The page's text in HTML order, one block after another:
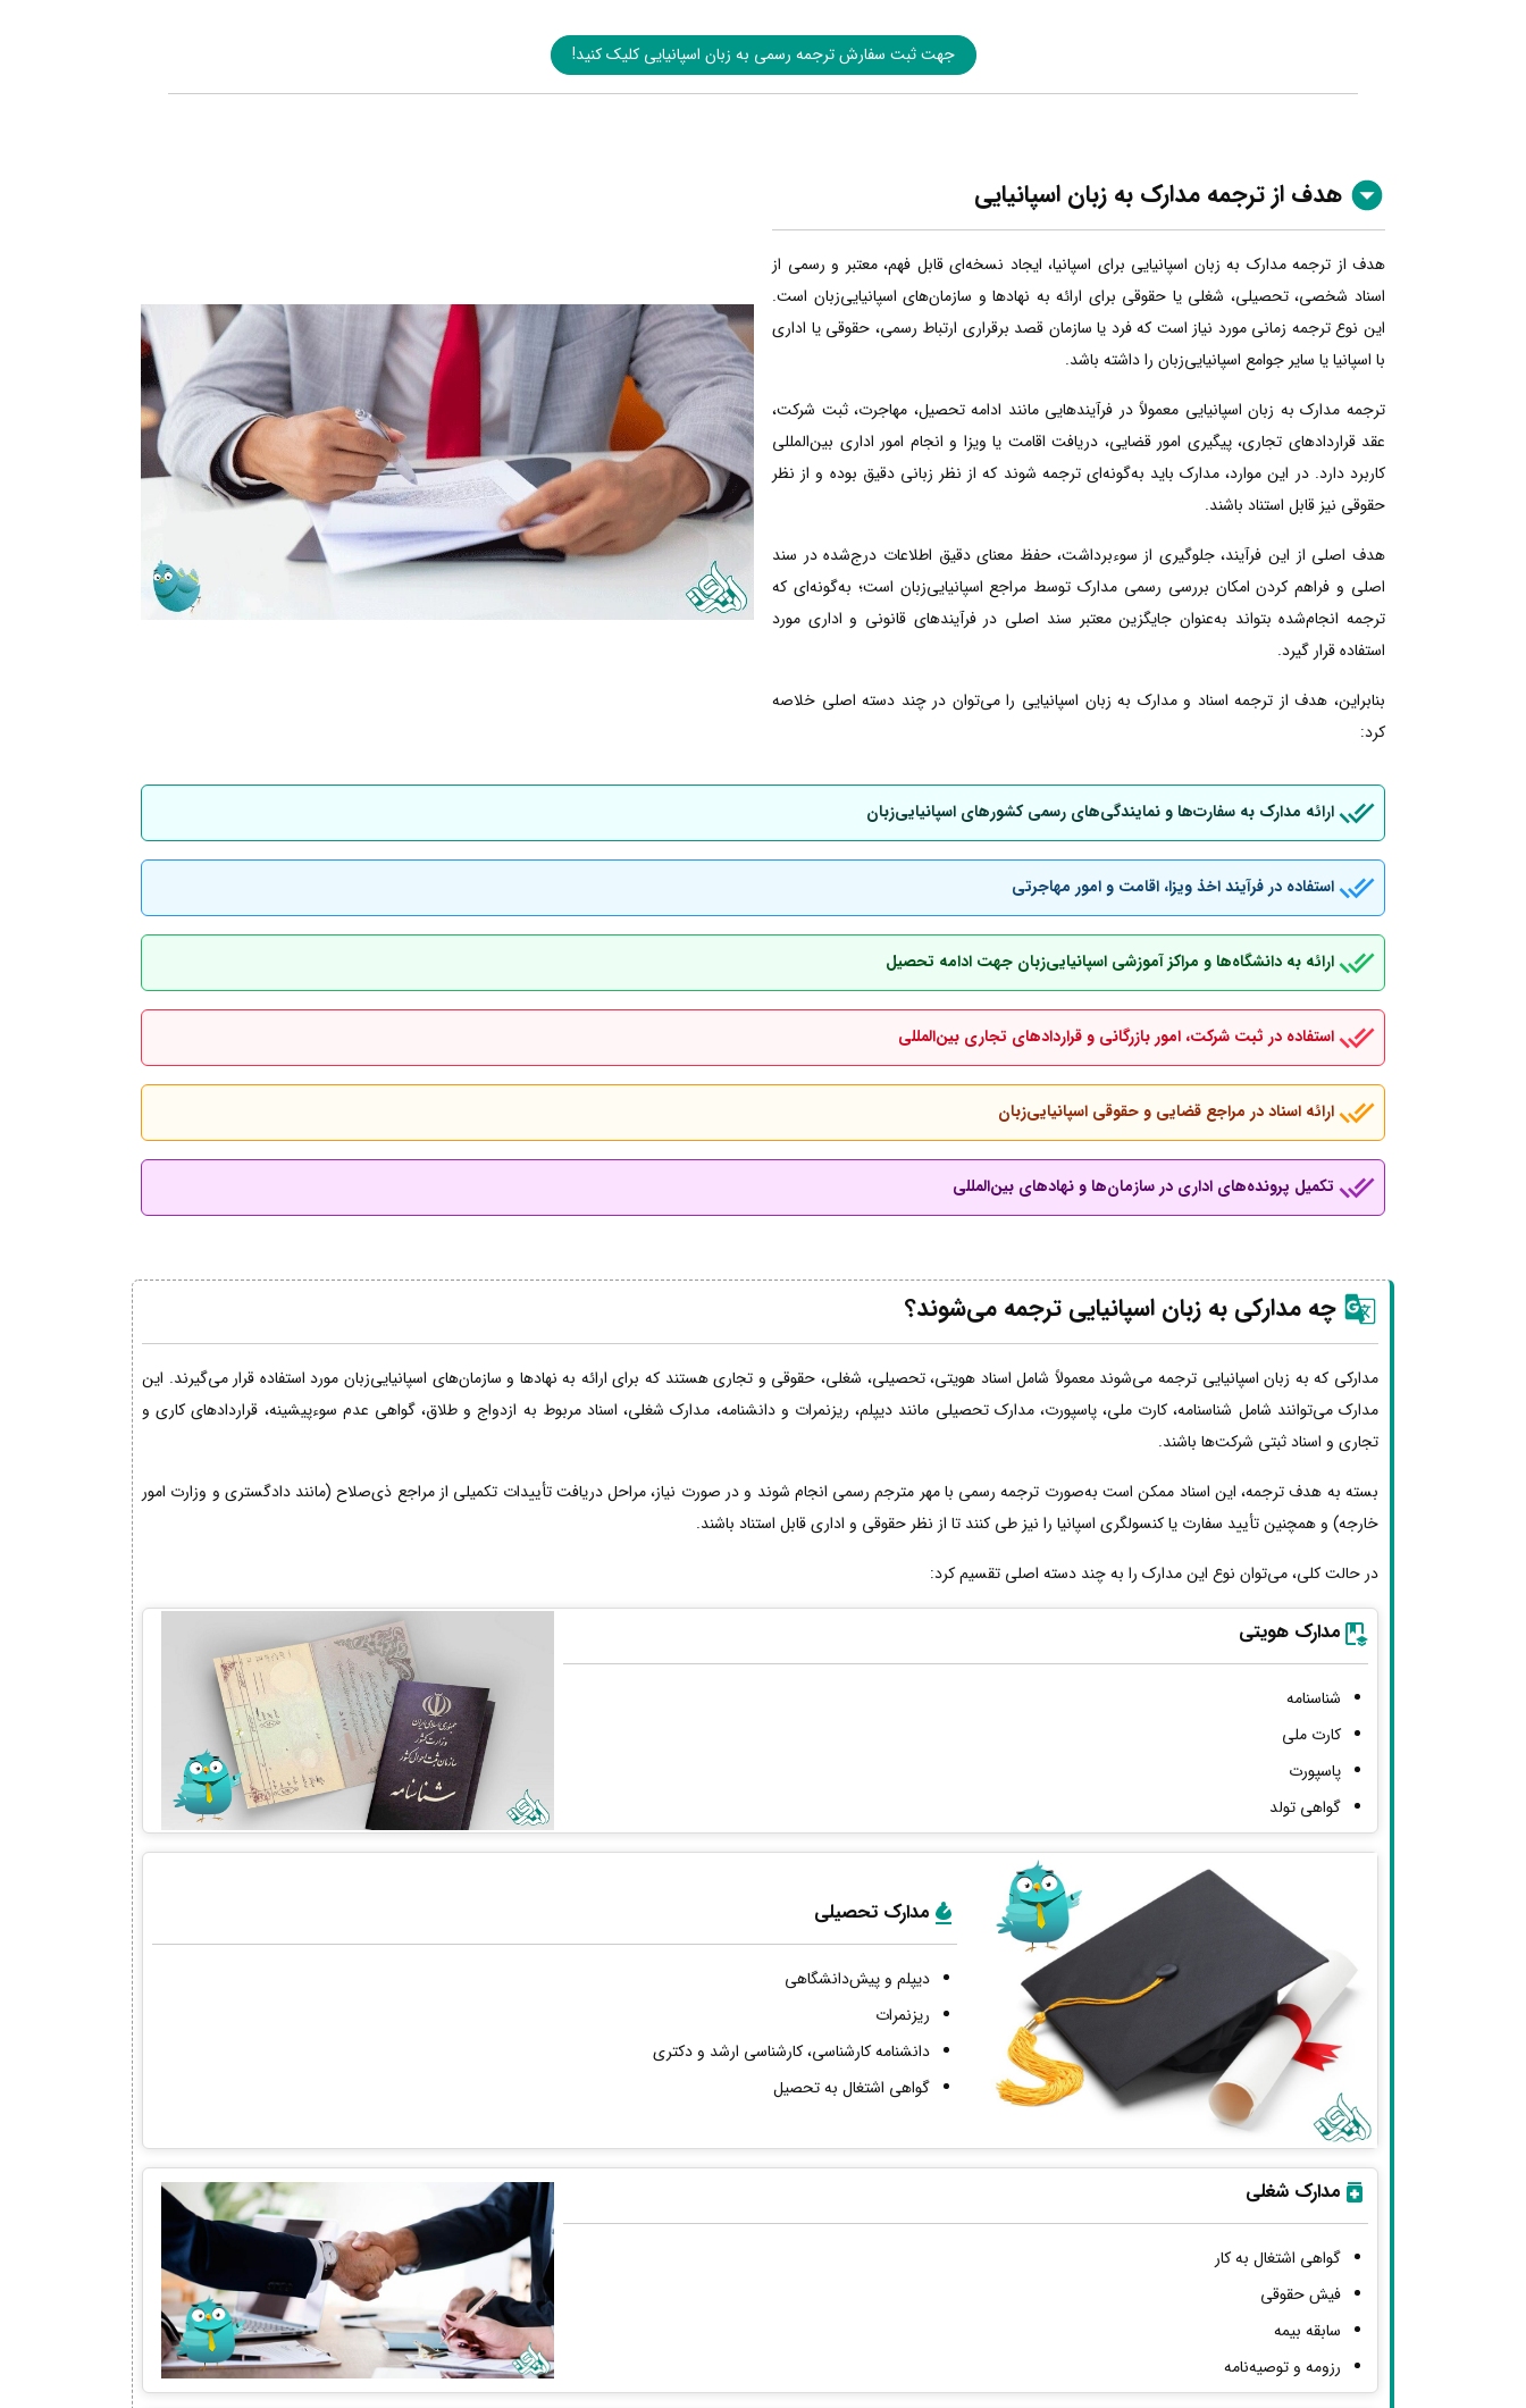
جهت ثبت سفارش ترجمه رسمی به زبان اسپانیایی کلیک کنید!
هدف از ترجمه مدارک به زبان اسپانیایی
هدف از ترجمه مدارک به زبان اسپانیایی برای اسپانیا، ایجاد نسخه‌ای قابل فهم، معتبر و رسمی از
اسناد شخصی، تحصیلی، شغلی یا حقوقی برای ارائه به نهادها و سازمان‌های اسپانیایی‌زبان است.
این نوع ترجمه زمانی مورد نیاز است که فرد یا سازمان قصد برقراری ارتباط رسمی، حقوقی یا اداری
با اسپانیا یا سایر جوامع اسپانیایی‌زبان را داشته باشد.
ترجمه مدارک به زبان اسپانیایی معمولاً در فرآیندهایی مانند ادامه تحصیل، مهاجرت، ثبت شرکت،
عقد قراردادهای تجاری، پیگیری امور قضایی، دریافت اقامت یا ویزا و انجام امور اداری بین‌المللی
کاربرد دارد. در این موارد، مدارک باید به‌گونه‌ای ترجمه شوند که از نظر زبانی دقیق بوده و از نظر
حقوقی نیز قابل استناد باشند.
هدف اصلی از این فرآیند، جلوگیری از سوءبرداشت، حفظ معنای دقیق اطلاعات درج‌شده در سند
اصلی و فراهم کردن امکان بررسی رسمی مدارک توسط مراجع اسپانیایی‌زبان است؛ به‌گونه‌ای که
ترجمه انجام‌شده بتواند به‌عنوان جایگزین معتبر سند اصلی در فرآیندهای قانونی و اداری مورد
استفاده قرار گیرد.
بنابراین، هدف از ترجمه اسناد و مدارک به زبان اسپانیایی را می‌توان در چند دسته اصلی خلاصه
کرد:
ارائه مدارک به سفارت‌ها و نمایندگی‌های رسمی کشورهای اسپانیایی‌زبان
استفاده در فرآیند اخذ ویزا، اقامت و امور مهاجرتی
ارائه به دانشگاه‌ها و مراکز آموزشی اسپانیایی‌زبان جهت ادامه تحصیل
استفاده در ثبت شرکت، امور بازرگانی و قراردادهای تجاری بین‌المللی
ارائه اسناد در مراجع قضایی و حقوقی اسپانیایی‌زبان
تکمیل پرونده‌های اداری در سازمان‌ها و نهادهای بین‌المللی
چه مدارکی به زبان اسپانیایی ترجمه می‌شوند؟
مدارکی که به زبان اسپانیایی ترجمه می‌شوند معمولاً شامل اسناد هویتی، تحصیلی، شغلی، حقوقی و تجاری هستند که برای ارائه به نهادها و سازمان‌های اسپانیایی‌زبان مورد استفاده قرار می‌گیرند. این
مدارک می‌توانند شامل شناسنامه، کارت ملی، پاسپورت، مدارک تحصیلی مانند دیپلم، ریزنمرات و دانشنامه، مدارک شغلی، اسناد مربوط به ازدواج و طلاق، گواهی عدم سوءپیشینه، قراردادهای کاری و
تجاری و اسناد ثبتی شرکت‌ها باشند.
بسته به هدف ترجمه، این اسناد ممکن است به‌صورت ترجمه رسمی با مهر مترجم رسمی انجام شوند و در صورت نیاز، مراحل دریافت تأییدات تکمیلی از مراجع ذی‌صلاح (مانند دادگستری و وزارت امور
خارجه) و همچنین تأیید سفارت یا کنسولگری اسپانیا را نیز طی کنند تا از نظر حقوقی و اداری قابل استناد باشند.
در حالت کلی، می‌توان نوع این مدارک را به چند دسته اصلی تقسیم کرد:
مدارک هویتی
شناسنامه
کارت ملی
پاسپورت
گواهی تولد
مدارک تحصیلی
دیپلم و پیش‌دانشگاهی
ریزنمرات
دانشنامه کارشناسی، کارشناسی ارشد و دکتری
گواهی اشتغال به تحصیل
مدارک شغلی
گواهی اشتغال به کار
فیش حقوقی
سابقه بیمه
رزومه و توصیه‌نامه